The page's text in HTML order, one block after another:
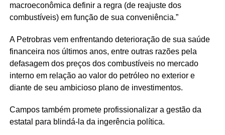
macroeconômica definir a regra (de reajuste dos
combustíveis) em função de sua conveniência.”
A Petrobras vem enfrentando deterioração de sua saúde
financeira nos últimos anos, entre outras razões pela
defasagem dos preços dos combustíveis no mercado
interno em relação ao valor do petróleo no exterior e
diante de seu ambicioso plano de investimentos.
Campos também promete profissionalizar a gestão da
estatal para blindá-la da ingerência política.